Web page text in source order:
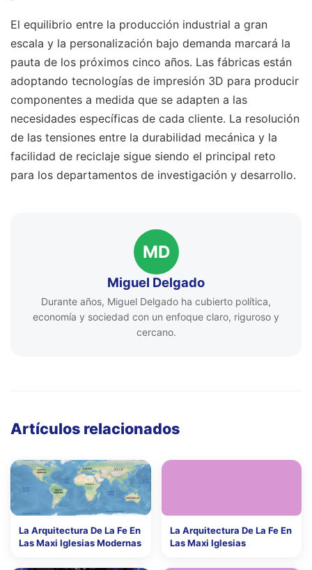
El equilibrio entre la producción industrial a gran
escala y la personalización bajo demanda marcará la
pauta de los próximos cinco años. Las fábricas están
adoptando tecnologías de impresión 3D para producir
componentes a medida que se adapten a las
necesidades específicas de cada cliente. La resolución
de las tensiones entre la durabilidad mecánica y la
facilidad de reciclaje sigue siendo el principal reto
para los departamentos de investigación y desarrollo.
MD
Miguel Delgado
Durante años, Miguel Delgado ha cubierto política,
economía y sociedad con un enfoque claro, riguroso y
cercano.
Artículos relacionados
La Arquitectura De La Fe En
Las Maxi Iglesias Modernas
La Arquitectura De La Fe En
Las Maxi Iglesias